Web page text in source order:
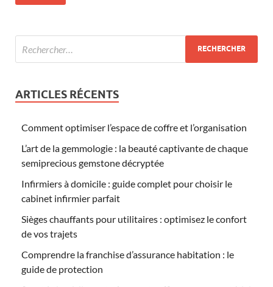
ARTICLES RÉCENTS
Comment optimiser l’espace de coffre et l’organisation
L’art de la gemmologie : la beauté captivante de chaque
semiprecious gemstone décryptée
Infirmiers à domicile : guide complet pour choisir le
cabinet infirmier parfait
Sièges chauffants pour utilitaires : optimisez le confort
de vos trajets
Comprendre la franchise d’assurance habitation : le
guide de protection